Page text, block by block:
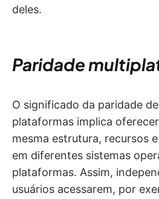
deles.
Paridade
O significado da paridade
plataformas implica
mesma estrutura, recursos
em diferentes sistemas
plataformas. Assim,
usuários acessarem, por